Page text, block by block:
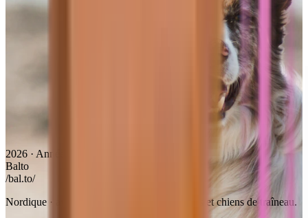
2026 · Année du B
Balto
/bal.to/
Nordique · aventurier · idéal pour les Huskies et chiens de traîneau.